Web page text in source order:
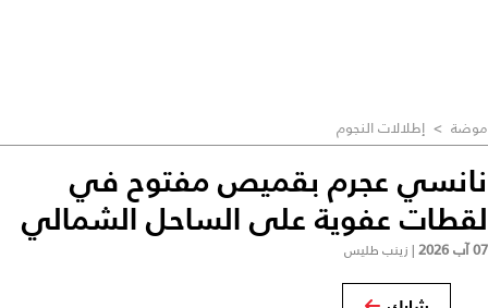
موضة > إطلالات النجوم
نانسي عجرم بقميص مفتوح في
لقطات عفوية على الساحل الشمالي
07 آب 2026 | زينب طليس